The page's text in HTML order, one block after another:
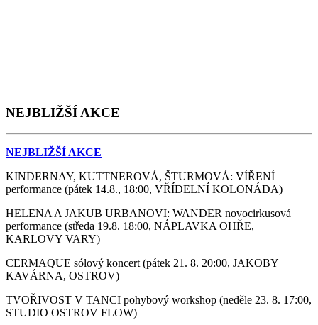
NEJBLIŽŠÍ AKCE
NEJBLIŽŠÍ AKCE
KINDERNAY, KUTTNEROVÁ, ŠTURMOVÁ: VÍŘENÍ
performance (pátek 14.8., 18:00, VŘÍDELNÍ KOLONÁDA)
HELENA A JAKUB URBANOVI: WANDER novocirkusová
performance (středa 19.8. 18:00, NÁPLAVKA OHŘE,
KARLOVY VARY)
CERMAQUE sólový koncert (pátek 21. 8. 20:00, JAKOBY
KAVÁRNA, OSTROV)
TVOŘIVOST V TANCI pohybový workshop (neděle 23. 8. 17:00,
STUDIO OSTROV FLOW)